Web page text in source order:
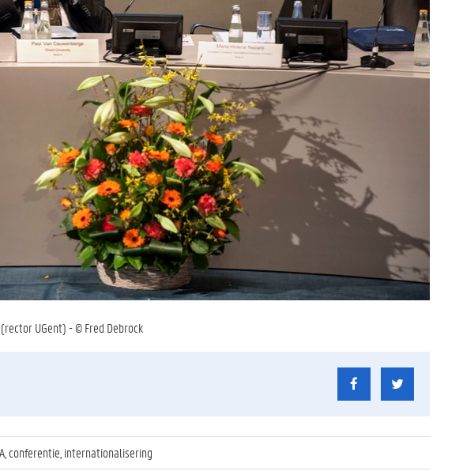
UGent) - © Fred Debrock
conferentie, internationalisering